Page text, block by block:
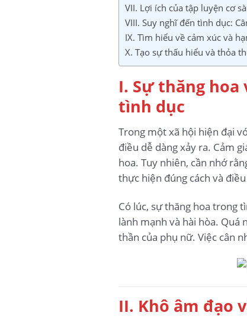
VII. Lợi ích của tập luyện cơ
VIII. Suy nghĩ đến tình dục:
IX. Tìm hiểu về cảm xúc và
X. Tạo sự thấu hiểu và thỏa
I. Sự thăng
tình dục
Trong một xã hội hiện đại
điều dễ dàng xảy ra. Cảm
hoa. Tuy nhiên, cần nhớ
thực hiện đúng cách và
Có lúc, sự thăng hoa trong
lành mạnh và hài hòa. Quá
thần của phụ nữ. Việc cân
II. Khô âm đạo